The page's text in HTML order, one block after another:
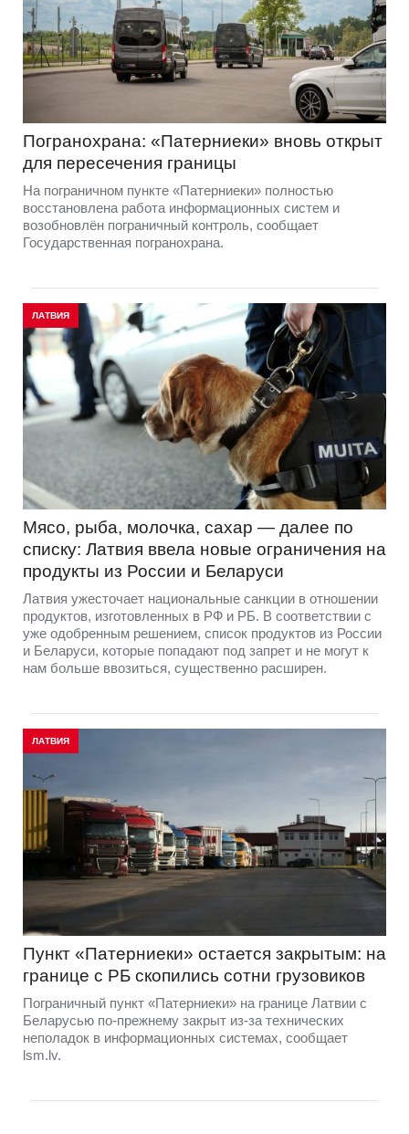
Погранохрана: «Патерниеки» вновь открыт
для пересечения границы
На пограничном пункте «Патерниеки» полностью
восстановлена работа информационных систем и
возобновлён пограничный контроль, сообщает
Государственная погранохрана.
ЛАТВИЯ
Мясо, рыба, молочка, сахар — далее по
списку: Латвия ввела новые ограничения на
продукты из России и Беларуси
Латвия ужесточает национальные санкции в отношении
продуктов, изготовленных в РФ и РБ. В соответствии с
уже одобренным решением, список продуктов из России
и Беларуси, которые попадают под запрет и не могут к
нам больше ввозиться, существенно расширен.
ЛАТВИЯ
Пункт «Патерниеки» остается закрытым: на
границе с РБ скопились сотни грузовиков
Пограничный пункт «Патерниеки» на границе Латвии с
Беларусью по-прежнему закрыт из-за технических
неполадок в информационных системах, сообщает
lsm.lv.